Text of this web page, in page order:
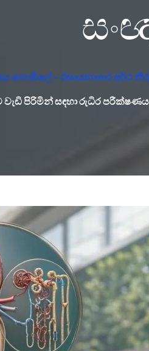
නොමිලේ - රසායනාගාර අර්ථ
පිරිමින් සඳහා රුධිර පරීක්ෂණය: